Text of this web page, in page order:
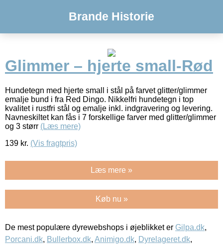
Brande Historie
Glimmer – hjerte small-Rød
Hundetegn med hjerte small i stål på farvet glitter/glimmer
emalje bund i fra Red Dingo. Nikkelfri hundetegn i top
kvalitet i rustfri stål og emalje inkl. indgravering og levering.
Navneskiltet kan fås i 7 forskellige farver med glitter/glimmer
og 3 størr (Læs mere)
139 kr. (Vis fragtpris)
Læs mere »
Køb nu »
De mest populære dyrewebshops i øjeblikket er Gilpa.dk,
Porcani.dk, Bullerbox.dk, Animigo.dk, Dyrelageret.dk,